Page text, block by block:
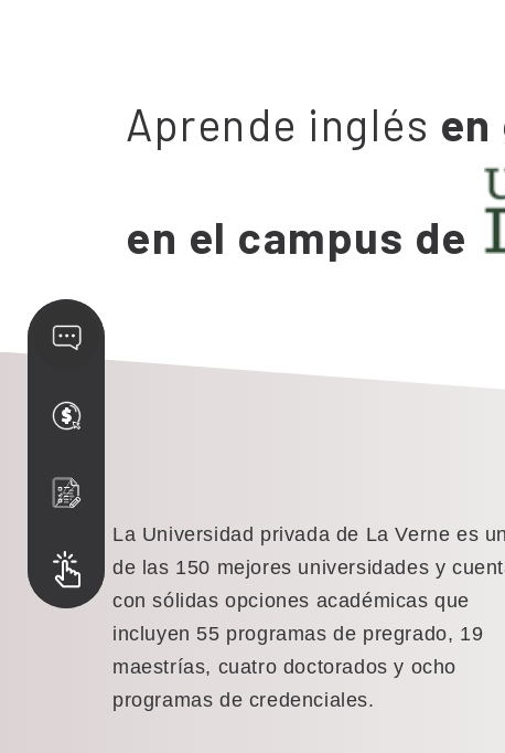
Aprende inglés en
en el campus de
La Universidad privada de La Verne es
de las 150 mejores universidades y
con sólidas opciones académicas que
incluyen 55 programas de pregrado, 19
maestrías, cuatro doctorados y ocho
programas de credenciales.